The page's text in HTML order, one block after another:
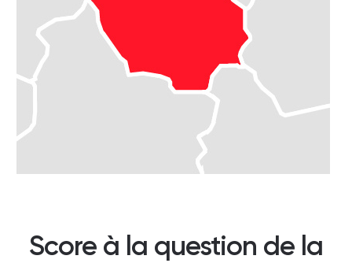
Score à la question de la